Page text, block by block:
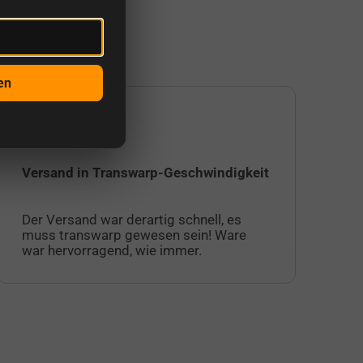
Versand in Transwarp-Geschwindigkeit
Der Versand war derartig schnell, es
muss transwarp gewesen sein! Ware
war hervorragend, wie immer.